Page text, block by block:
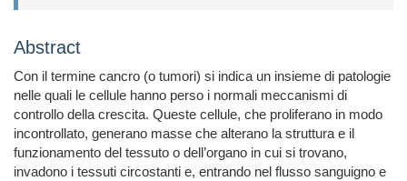
Abstract
Con il termine cancro (o tumori) si indica un insieme di patologie
nelle quali le cellule hanno perso i normali meccanismi di
controllo della crescita. Queste cellule, che proliferano in modo
incontrollato, generano masse che alterano la struttura e il
funzionamento del tessuto o dell’organo in cui si trovano,
invadono i tessuti circostanti e, entrando nel flusso sanguigno e